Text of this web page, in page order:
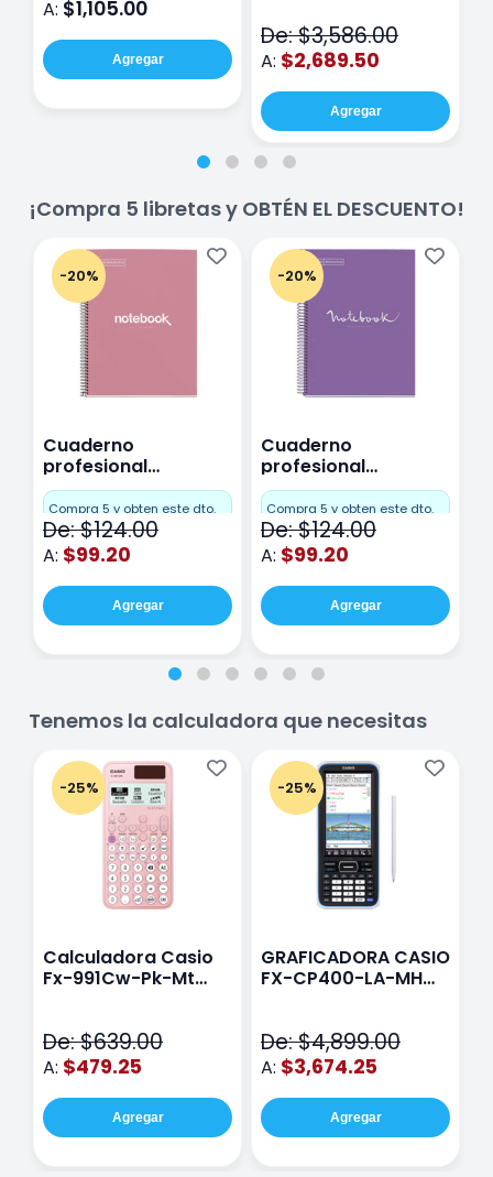
A: $1,105.00
Agregar
De: $3,586.00
A: $2,689.50
Agregar
¡Compra 5 libretas y OBTÉN EL DESCUENTO!
-20%
Cuaderno
profesional
Miquelrius Emotions
Cuadro Chico 80
hojas Rosa
Compra 5 y obten este dto.
De: $124.00
A: $99.20
Agregar
-20%
Cuaderno
profesional
Miquelrius Emotions
raya 80 hojas
Purpura
Compra 5 y obten este dto.
De: $124.00
A: $99.20
Agregar
Tenemos la calculadora que necesitas
-25%
Calculadora Casio
Fx-991Cw-Pk-Mt
De: $639.00
A: $479.25
Agregar
-25%
GRAFICADORA CASIO
FX-CP400-LA-MH
De: $4,899.00
A: $3,674.25
Agregar